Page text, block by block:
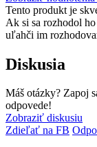
Tento produkt je
Ak si sa rozhodol
uľahči im
Diskusia
Máš otázky? Zapoj
odpovede!
Zobraziť diskusiu
Zdieľať na FB